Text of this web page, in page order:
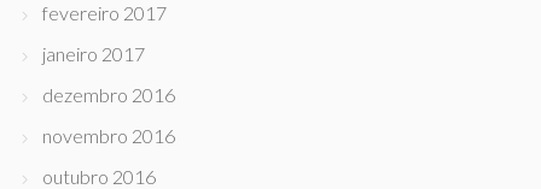
fevereiro 2017
janeiro 2017
dezembro 2016
novembro 2016
outubro 2016